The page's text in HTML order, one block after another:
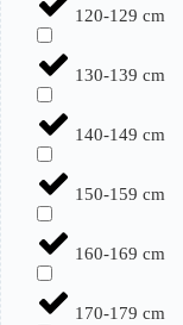
120-129 cm
130-139 cm
140-149 cm
150-159 cm
160-169 cm
170-179 cm